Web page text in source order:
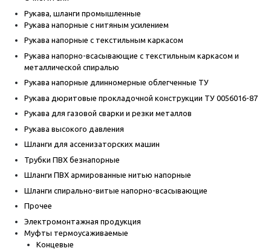
Рукава, шланги промышленные
Рукава напорные с нитяным усилением
Рукава напорные с текстильным каркасом
Рукава напорно-всасывающие с текстильным каркасом и
металлической спиралью
Рукава напорные длинномерные облегченные ТУ
Рукава дюритовые прокладочной конструкции ТУ 0056016-87
Рукава для газовой сварки и резки металлов
Рукава высокого давления
Шланги для ассенизаторских машин
Трубки ПВХ безнапорные
Шланги ПВХ армированные нитью напорные
Шланги спирально-витые напорно-всасывающие
Прочее
Электромонтажная продукция
Муфты термоусаживаемые
Концевые